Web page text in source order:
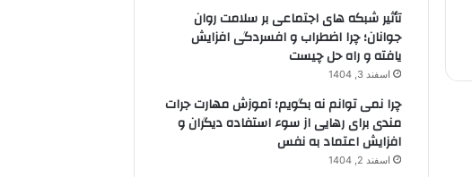
تأثیر شبکه های اجتماعی بر سلامت روان
جوانان؛ چرا اضطراب و افسردگی افزایش
یافته و راه حل چیست
اسفند 3, 1404
چرا نمی توانم نه بگویم؛ آموزش مهارت جرات
مندی برای رهایی از سوء استفاده دیگران و
افزایش اعتماد به نفس
اسفند 2, 1404